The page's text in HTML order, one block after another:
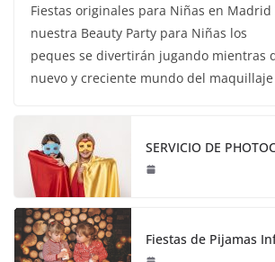
Fiestas originales para Niñas en Madrid
nuestra Beauty Party para Niñas los
peques se divertirán jugando mientras
nuevo y creciente mundo del
SERVICIO DE
Fiestas de Pijamas